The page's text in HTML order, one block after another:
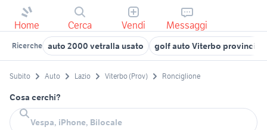
Home Cerca Vendi Messaggi
Ricerche auto 2000 vetralla usato golf auto Viterbo provincia
Subito Auto Lazio Viterbo (Prov) Ronciglione
Cosa cerchi?